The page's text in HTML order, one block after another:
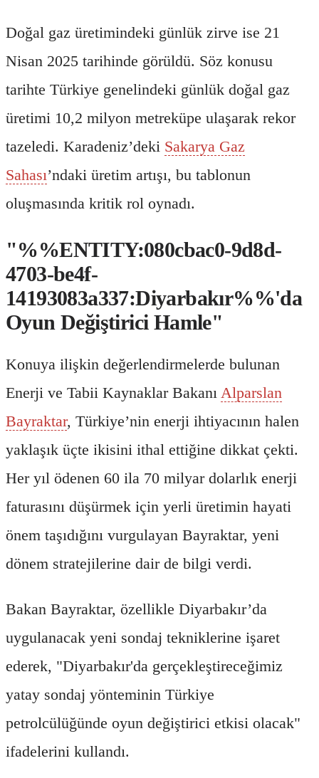
Doğal gaz üretimindeki günlük zirve ise 21
Nisan 2025 tarihinde görüldü. Söz konusu
tarihte Türkiye genelindeki günlük doğal gaz
üretimi 10,2 milyon metreküpe ulaşarak rekor
tazeledi. Karadeniz’deki Sakarya Gaz
Sahası’ndaki üretim artışı, bu tablonun
oluşmasında kritik rol oynadı.
"%%ENTITY:080cbac0-9d8d-
4703-be4f-
14193083a337:Diyarbakır%%'da
Oyun Değiştirici Hamle"
Konuya ilişkin değerlendirmelerde bulunan
Enerji ve Tabii Kaynaklar Bakanı Alparslan
Bayraktar, Türkiye’nin enerji ihtiyacının halen
yaklaşık üçte ikisini ithal ettiğine dikkat çekti.
Her yıl ödenen 60 ila 70 milyar dolarlık enerji
faturasını düşürmek için yerli üretimin hayati
önem taşıdığını vurgulayan Bayraktar, yeni
dönem stratejilerine dair de bilgi verdi.
Bakan Bayraktar, özellikle Diyarbakır’da
uygulanacak yeni sondaj tekniklerine işaret
ederek, "Diyarbakır'da gerçekleştireceğimiz
yatay sondaj yönteminin Türkiye
petrolcülüğünde oyun değiştirici etkisi olacak"
ifadelerini kullandı.